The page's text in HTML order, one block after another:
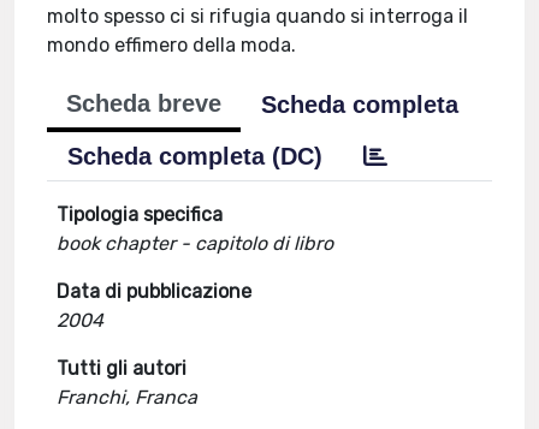
molto spesso ci si rifugia quando si interroga il
mondo effimero della moda.
Scheda breve
Scheda completa
Scheda completa (DC)
Tipologia specifica
book chapter - capitolo di libro
Data di pubblicazione
2004
Tutti gli autori
Franchi, Franca